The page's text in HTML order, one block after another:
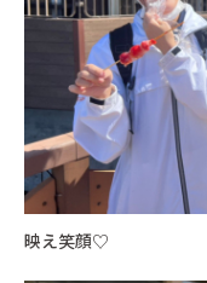
映え笑顔♡